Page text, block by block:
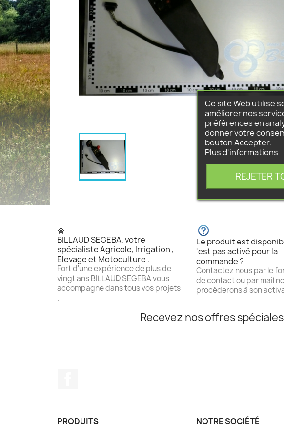
BILLAUD SEGEBA, votre
spécialiste Agricole, Irrigation ,
Elevage et Motoculture .
Fort d'une expérience de plus de
vingt ans BILLAUD SEGEBA vous
accompagne dans tous vos projets
.
Le produit est
'est pas activé pour la
commande ?
Contactez nous par le
de contact ou par mail
procéderons à son
Recevez nos offres spéciales
PRODUITS NOTRE SOCIÉTÉ
Ce site Web utilise
améliorer nos
préférences en
donner votre
bouton Accepter.
Plus d'informations
REJETER